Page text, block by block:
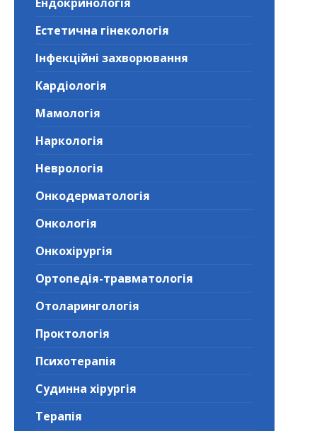
Естетична гінекологія
Інфекційні захворювання
Кардіологія
Мамологія
Наркологія
Неврологія
Онкодерматологія
Онкологія
Онкохірургія
Ортопедія-травматологія
Отоларингологія
Проктологія
Психотерапія
Судинна хірургія
Терапія